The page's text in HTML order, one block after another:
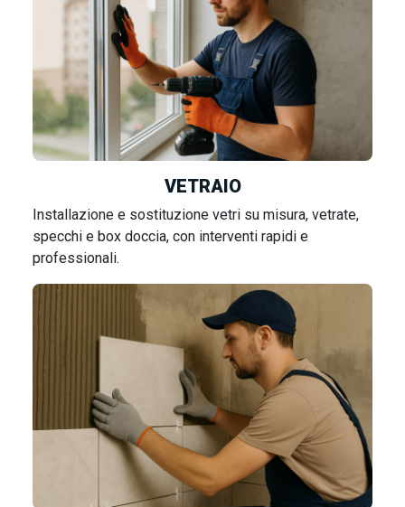
VETRAIO
Installazione e sostituzione vetri su misura, vetrate,
specchi e box doccia, con interventi rapidi e
professionali.